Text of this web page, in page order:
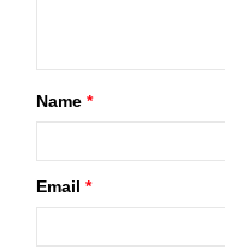
Name *
Email *